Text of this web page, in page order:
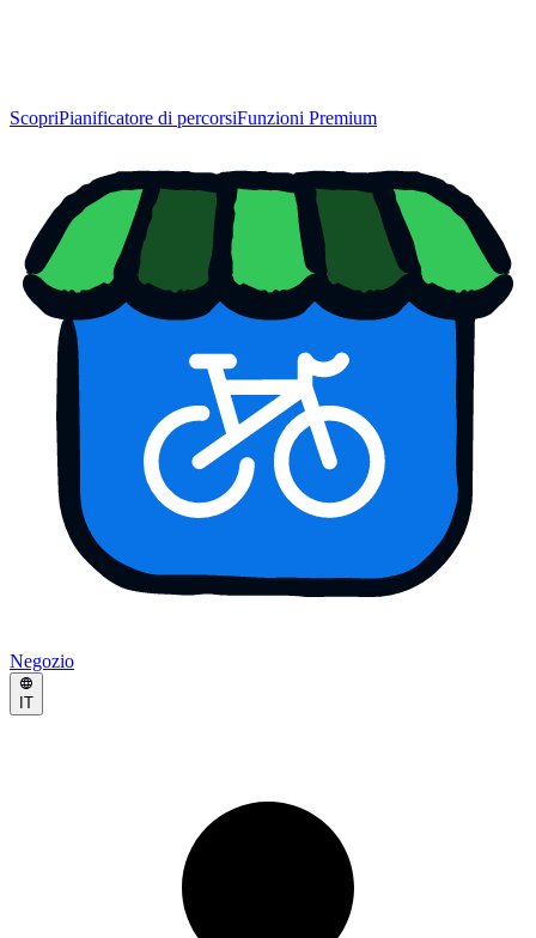
ScopriPianificatore di percorsiFunzioni Premium
Negozio
IT